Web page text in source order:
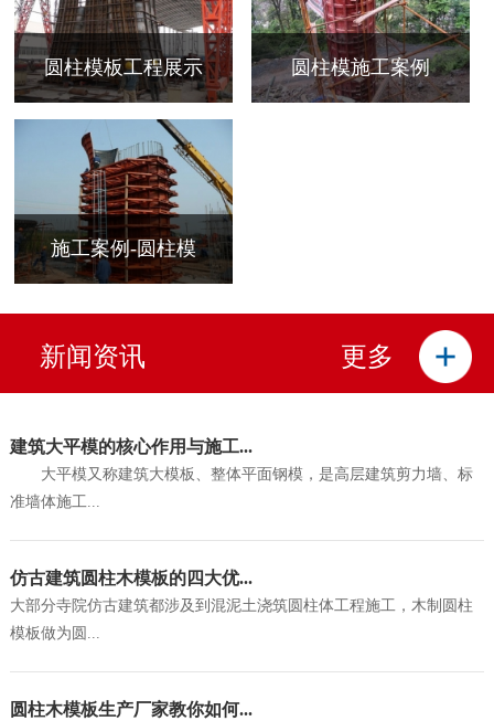
圆柱模板工程展示 圆柱模施工案例
施工案例-圆柱模
新闻资讯 更多
建筑大平模的核心作用与施工...
大平模又称建筑大模板、整体平面钢模，是高层建筑剪力墙、标
准墙体施工...
仿古建筑圆柱木模板的四大优...
大部分寺院仿古建筑都涉及到混泥土浇筑圆柱体工程施工，木制圆柱
模板做为圆...
圆柱木模板生产厂家教你如何...